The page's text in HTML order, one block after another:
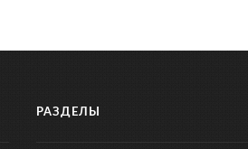
РАЗДЕЛЫ